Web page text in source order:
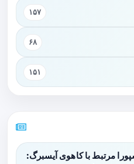
۱۵۷
۶۸
۱۵۱
مرتبط با کاهوی آیسبرگ: